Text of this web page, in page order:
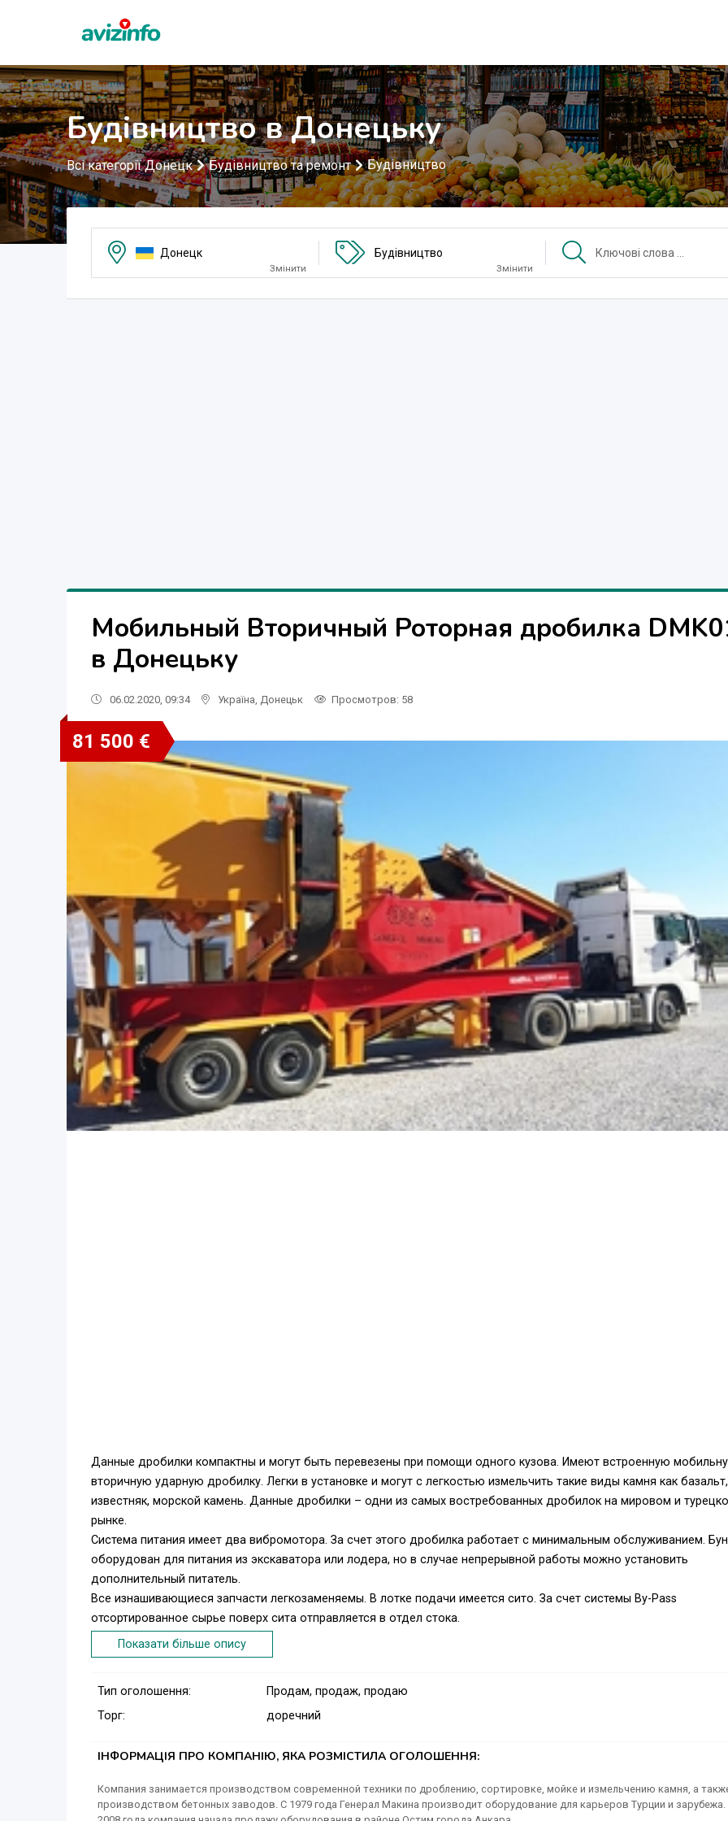
Будівництво в Донецьку
Всі категорії Донецк Будівництво та ремонт Будівництво
Донецк
Змінити
Будівництво
Змінити
Мобильный Вторичный Роторная дробилка
в Донецьку
06.02.2020, 09:34 Україна Донецьк Просмотров: 58
81 500 €
Данные дробилки компактны и могут быть перевезены при помощи одного кузова. Имеют встроенную
вторичную ударную дробилку. Легки в установке и могут с легкостью измельчить такие виды камня как базальт,
известняк, морской камень. Данные дробилки – одни из самых востребованных дробилок на мировом и
рынке.
Система питания имеет два вибромотора. За счет этого дробилка работает с минимальным обслуживанием.
оборудован для питания из экскаватора или лодера, но в случае непрерывной работы можно установить
дополнительный питатель.
Все изнашивающиеся запчасти легкозаменяемы. В лотке подачи имеется сито. За счет системы By-Pass
отсортированное сырье поверх сита отправляется в отдел стока.
Для подробной информации: +90530 5794509 / marketing@gmcrusher.com
Показати більше опису
Тип оголошення:
Продам, продаж, продаю
Торг:
доречний
ІНФОРМАЦІЯ ПРО КОМПАНІЮ, ЯКА РОЗМІСТИЛА ОГОЛОШЕННЯ:
Компания занимается производством современной техники по дроблению, сортировке, мойке и измельчению камня, а
производством бетонных заводов. С 1979 года Генерал Макина производит оборудование для карьеров Турции и зарубежа.